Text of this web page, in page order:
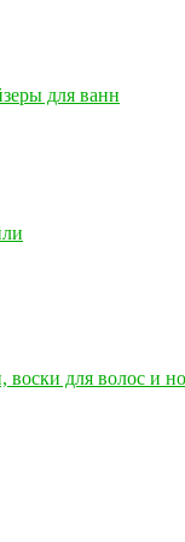
для ванн
для волос и